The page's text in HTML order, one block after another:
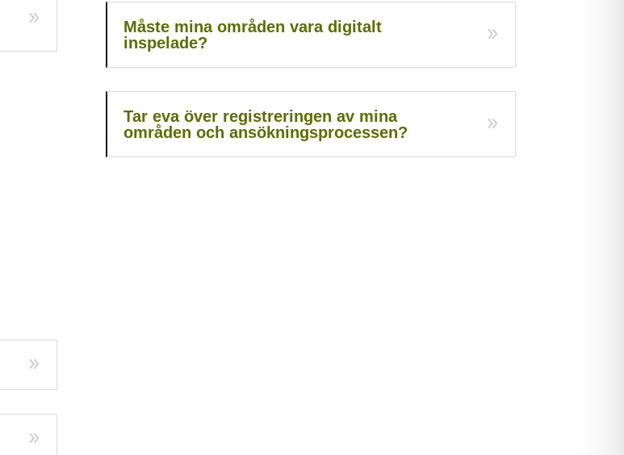
Måste mina områden vara digitalt
inspelade?
Tar eva över registreringen av mina
områden och ansökningsprocessen?